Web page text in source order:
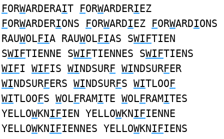
FORWARDERAIT FORWARDERIEZ
FORWARDERIONS FORWARDIEZ FORWARDIONS
RAUWOLFIA RAUWOLFIAS SWIFTIEN
SWIFTIENNE SWIFTIENNES SWIFTIENS
WIFI WIFIS WINDSURF WINDSURFER
WINDSURFERS WINDSURFS WITLOOF
WITLOOFS WOLFRAMITE WOLFRAMITES
YELLOWKNIFIEN YELLOWKNIFIENNE
YELLOWKNIFIENNES YELLOWKNIFIENS